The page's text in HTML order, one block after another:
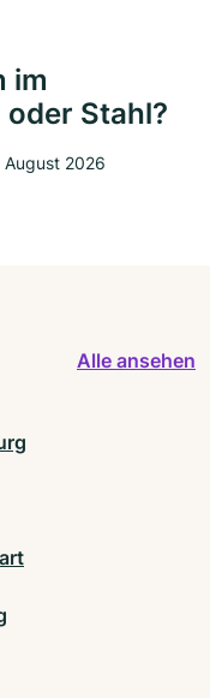
im
Stahl?
2026
Alle ansehen